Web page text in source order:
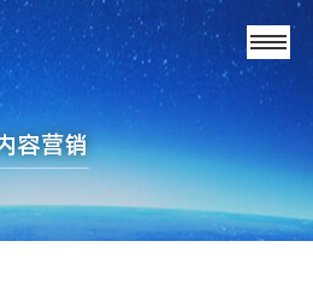
容营销